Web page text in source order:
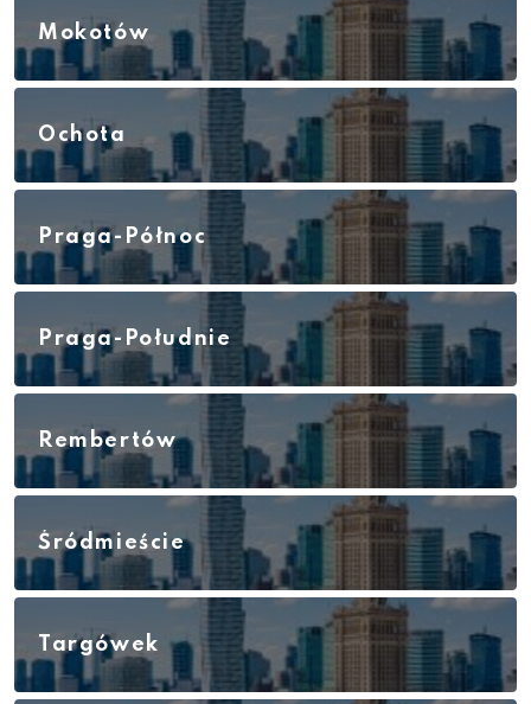
Mokotów
Ochota
Praga-Północ
Praga-Południe
Rembertów
Śródmieście
Targówek